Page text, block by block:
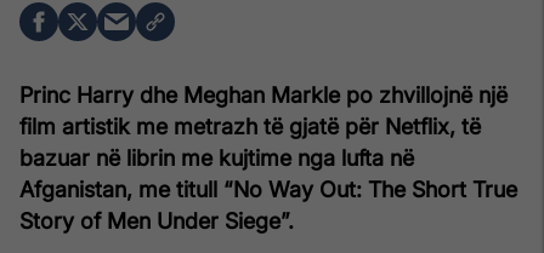
Princ Harry dhe Meghan Markle po zhvillojnë një
film artistik me metrazh të gjatë për Netflix, të
bazuar në librin me kujtime nga lufta në
Afganistan, me titull “No Way Out: The Short True
Story of Men Under Siege”.